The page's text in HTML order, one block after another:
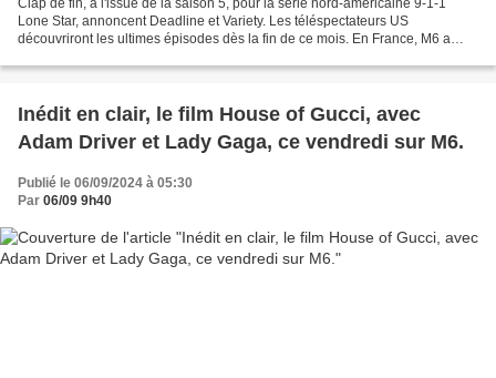
Lone Star, annoncent Deadline et Variety. Les téléspectateurs US
découvriront les ultimes épisodes dès la fin de ce mois. En France, M6 a
Inédit en clair, le film House of Gucci, avec
Adam Driver et Lady Gaga, ce vendredi sur M6.
Publié le 06/09/2024 à 05:30
Par 06/09 9h40